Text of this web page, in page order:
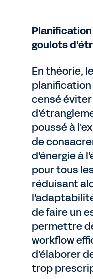
goulots
En théorie,
censé
poussé à
de
d'énergie à
pour tous
réduisant
de faire un
permettre
workflow
d'élaborer
trop